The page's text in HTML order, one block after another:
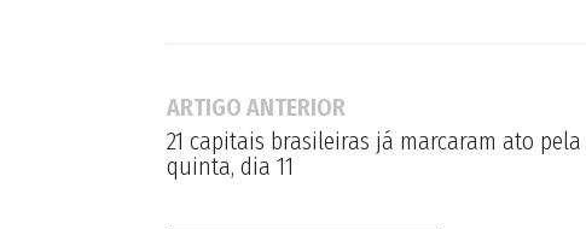
ARTIGO ANTERIOR
21 capitais brasileiras já marcaram ato
quinta, dia 11